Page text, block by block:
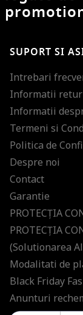
SUPORT SI
Intrebari
Informatii retur
Informatii
Termeni si
Politica de
Despre noi
Contact
Garantie
PROTECŢIA
PROTECŢIA
(Solutionarea
Modalitati de
Black Friday
Anunturi